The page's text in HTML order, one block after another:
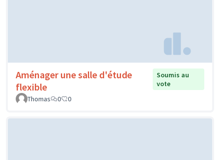
Aménager une salle d'étude
flexible
Soumis au
vote
Thomas
0 0